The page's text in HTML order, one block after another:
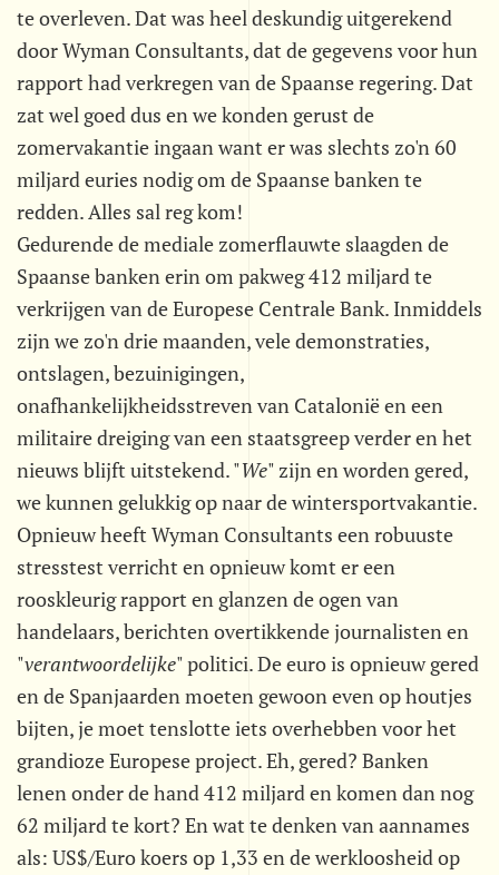
te overleven. Dat was heel deskundig uitgerekend
door Wyman Consultants, dat de gegevens voor hun
rapport had verkregen van de Spaanse regering. Dat
zat wel goed dus en we konden gerust de
zomervakantie ingaan want er was slechts zo'n 60
miljard euries nodig om de Spaanse banken te
redden. Alles sal reg kom!
Gedurende de mediale zomerflauwte slaagden de
Spaanse banken erin om pakweg 412 miljard te
verkrijgen van de Europese Centrale Bank. Inmiddels
zijn we zo'n drie maanden, vele demonstraties,
ontslagen, bezuinigingen,
onafhankelijkheidsstreven van Catalonië en een
militaire dreiging van een staatsgreep verder en het
nieuws blijft uitstekend. "We" zijn en worden gered,
we kunnen gelukkig op naar de wintersportvakantie.
Opnieuw heeft Wyman Consultants een robuuste
stresstest verricht en opnieuw komt er een
rooskleurig rapport en glanzen de ogen van
handelaars, berichten overtikkende journalisten en
"verantwoordelijke" politici. De euro is opnieuw gered
en de Spanjaarden moeten gewoon even op houtjes
bijten, je moet tenslotte iets overhebben voor het
grandioze Europese project. Eh, gered? Banken
lenen onder de hand 412 miljard en komen dan nog
62 miljard te kort? En wat te denken van aannames
als: US$/Euro koers op 1,33 en de werkloosheid op